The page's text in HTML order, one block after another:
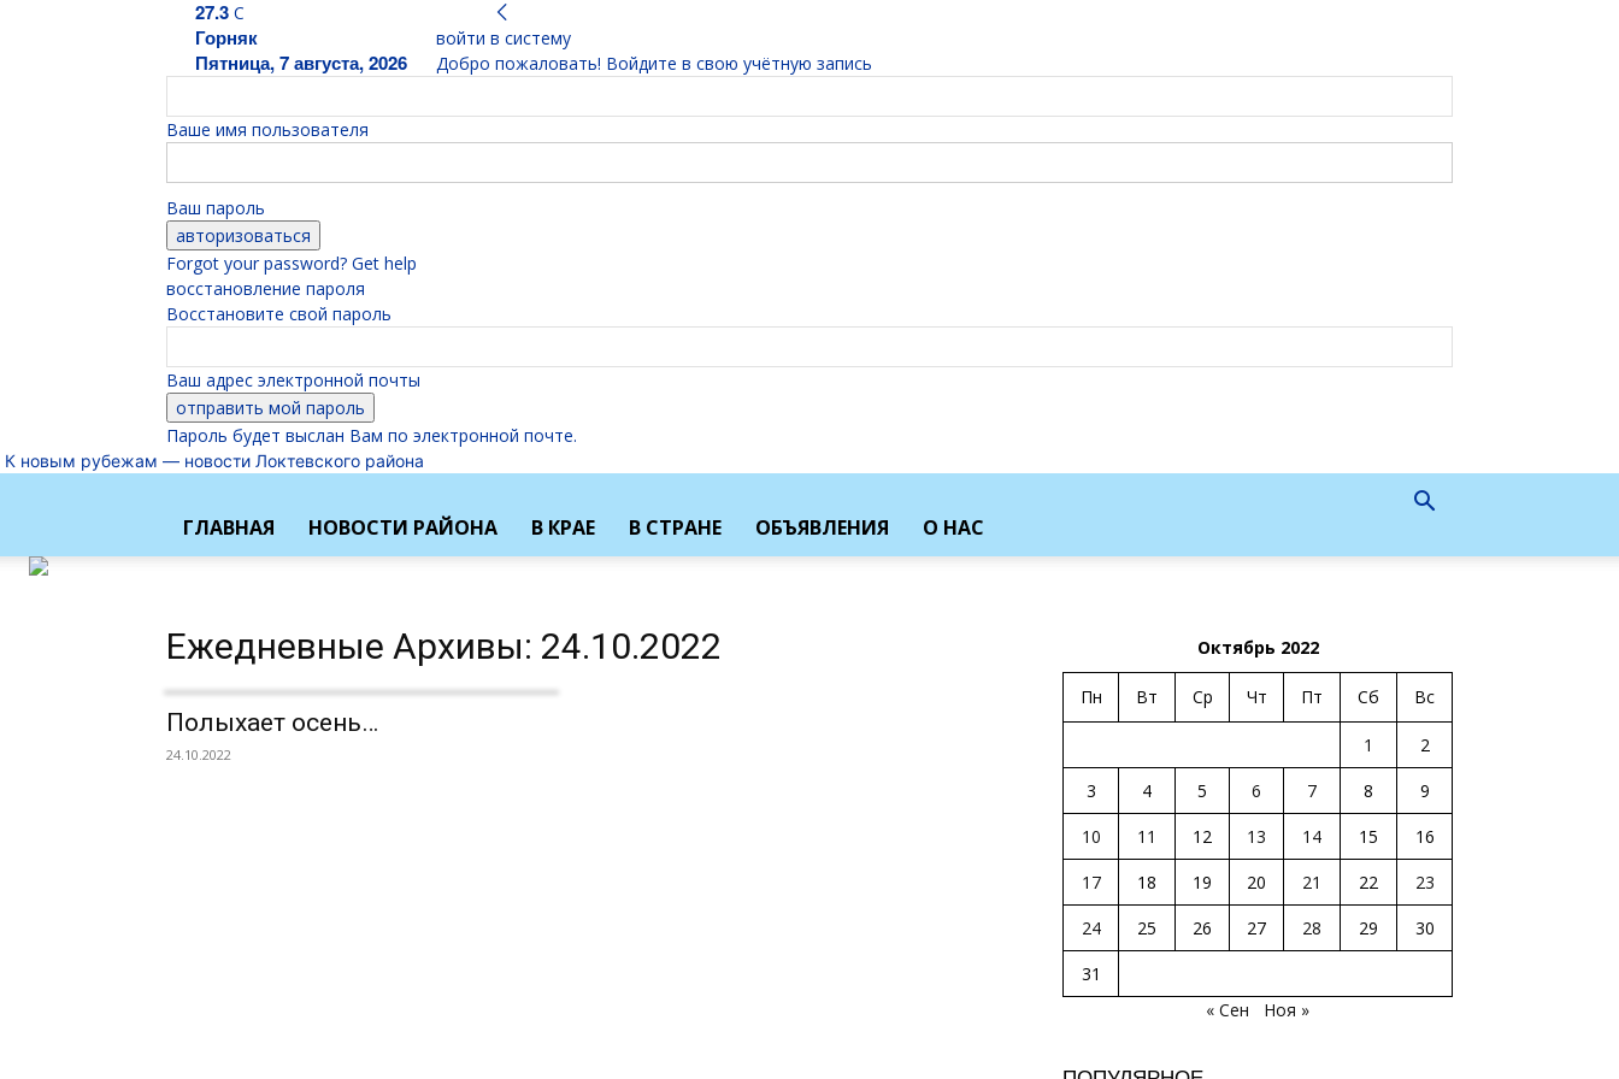
27.3 C
Горняк
Пятница, 7 августа, 2026
войти в систему
Добро пожаловать! Войдите в свою учётную запись
Ваше имя пользователя
Ваш пароль
Forgot your password? Get help
восстановление пароля
Восстановите свой пароль
Ваш адрес электронной почты
Пароль будет выслан Вам по электронной почте.
К новым рубежам — новости Локтевского района
ГЛАВНАЯ НОВОСТИ РАЙОНА В КРАЕ В СТРАНЕ ОБЪЯВЛЕНИЯ О НАС
Ежедневные Архивы: 24.10.2022
Полыхает осень…
24.10.2022
Октябрь 2022
Пн Вт Ср Чт Пт Сб Вс
1
2
3
4 5 6 7 8
9
10
11 12 13 14 15
16
17
18 19 20 21 22
23
24
25 26 27 28 29
30
31
« Сен
Ноя »